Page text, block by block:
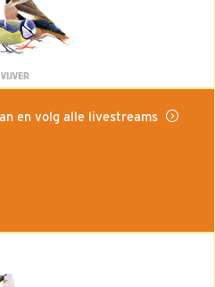
VIJVER
en volg alle livestreams